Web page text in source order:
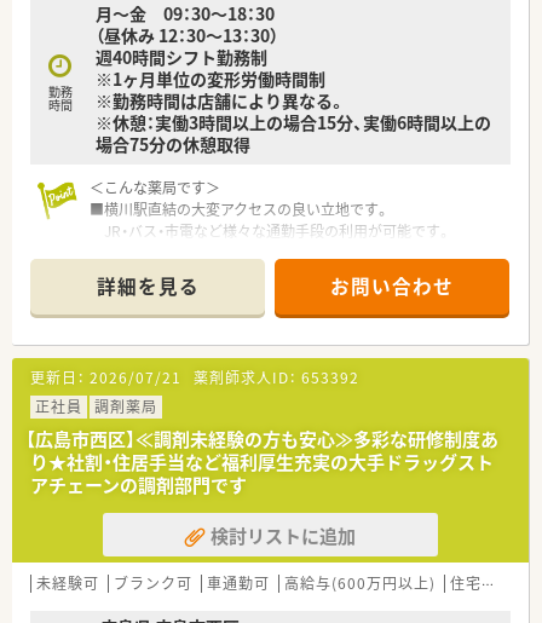
＜法人特徴＞
■ツルハグループとして中国地方で業界最大規模の
ドラッグストア・調剤薬局を運営する企業です。
ドラッグストアとして売上・利益・店舗数共に業界トップクラ
スです。
■年間で10店舗以上の新規出店を継続しており、
す。
薬剤師の平均年齢は33歳です。
■調剤薬局部門で採用された薬剤師の業務は
調剤業務（調剤・投薬・監査・在宅）がメインとなり、
レジ打ちなどはございません。
■セルフメディケーションの支援として、医療・保険・福祉・マタ
ニティ等、
様々なテーマで健康セミナーを年間130回以上開催していま
す。
■医療事務との業務分担を行い、薬剤師の業務負担軽減を行って
います。
■近隣に店舗数が多く、フォロー体制も整っています。
■働き方改革に沿って、有給休暇消化が促進されています。
■残業については「サービス残業」はございません。
各店舗基本的に残業は少ないため、調剤併設店でも18時半～
19時までに
は帰宅できる店舗がほとんどです。
勤務
時間
月～金 09：30～18：30
（昼休み 12：30～13：30）
週40時間シフト勤務制
※1ヶ月単位の変形労働時間制
※勤務時間は店舗により異なる。
※休憩：実働3時間以上の場合15分、実働6時間以上の
場合75分の休憩取得
＜こんな薬局です＞
■横川駅直結の大変アクセスの良い立地です。
JR・バス・市電など様々な通勤手段の利用が可能です。
くにございますので
お仕事終わりのお食事、お買い物にも困りません。
■ドラッグストア併設店舗となります。調剤薬局専用の入り口
もございます。
■待合スペースには背もたれ付きのソファもあり、
体調がすぐれないお客様にもゆっくりお待ち頂けます。
■投薬口は1カ所、立ち投薬となります。
※配属店舗は面接次第で最終決定となります。
通勤圏内にて当店舗以外での配属となる場合がございます。
＜設備も充実＞
■電子薬歴・散剤自動分包機（Vマス）も完備しております。
■監査システムなどの調剤設備も導入しており、
リスクマネジメントも徹底しています。
機械化を進める事により、効率よいお仕事が可能となります。
詳細を見る お問い合わせ
更新日： 2026/07/21 薬剤師求人ID： 653392
正社員
調剤薬局
【広島市西区】≪調剤未経験の方も安心≫多彩な研修制度あ
り★社割・住居手当など福利厚生充実の大手ドラッグスト
アチェーンの調剤部門です
検討リストに追加
未経験可 ブランク可 車通勤可 高給与(600万円以上) 住宅補助(手当)あり